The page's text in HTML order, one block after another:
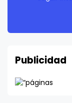
Publicidad